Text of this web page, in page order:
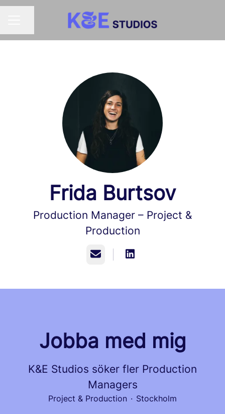
Frida Burtsov
Production Manager – Project &
Production
E-post
Jobba med mig
K&E Studios söker fler Production
Managers
Project & Production · Stockholm